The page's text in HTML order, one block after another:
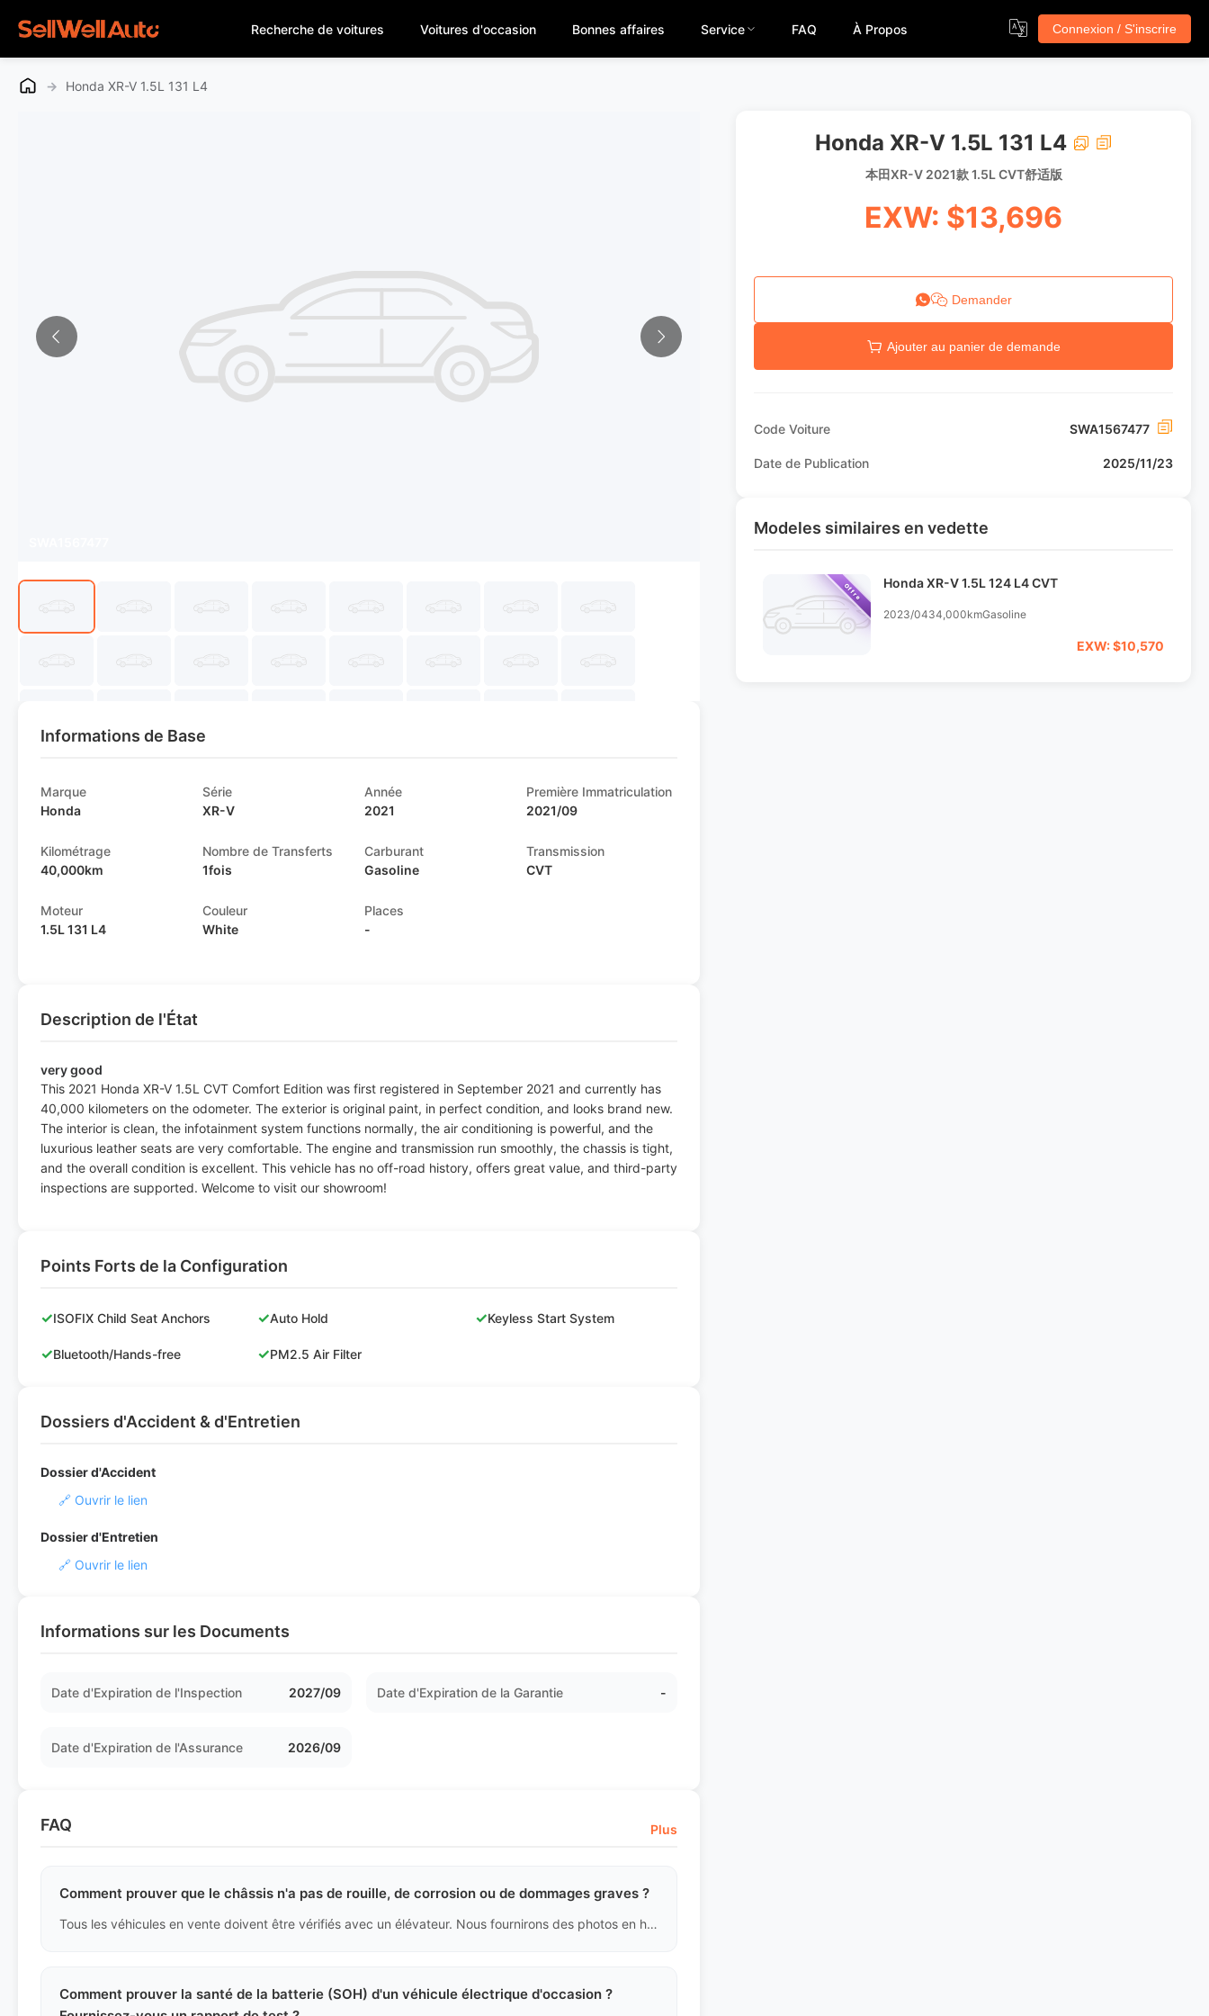
Recherche de voitures Voitures d'occasion Bonnes affaires Service FAQ À Propos Connexion / S'inscrire
→ Honda XR-V 1.5L 131 L4
Informations de Base
Marque
Honda
Série
XR-V
Année
2021
Première Immatriculation
2021/09
Kilométrage
40,000km
Nombre de Transferts
1fois
Carburant
Gasoline
Transmission
CVT
Moteur
1.5L 131 L4
Couleur
White
Places
-
Description de l'État
very good
This 2021 Honda XR-V 1.5L CVT Comfort Edition was first registered in September 2021 and currently has
40,000 kilometers on the odometer. The exterior is original paint, in perfect condition, and looks brand new.
The interior is clean, the infotainment system functions normally, the air conditioning is powerful, and the
luxurious leather seats are very comfortable. The engine and transmission run smoothly, the chassis is tight,
and the overall condition is excellent. This vehicle has no off-road history, offers great value, and third-party
inspections are supported. Welcome to visit our showroom!
Points Forts de la Configuration
✓ISOFIX Child Seat Anchors ✓Auto Hold ✓Keyless Start System
✓Bluetooth/Hands-free ✓PM2.5 Air Filter
Dossiers d'Accident & d'Entretien
Dossier d'Accident
🔗 Ouvrir le lien
Dossier d'Entretien
🔗 Ouvrir le lien
Informations sur les Documents
Date d'Expiration de l'Inspection 2027/09 Date d'Expiration de la Garantie -
Date d'Expiration de l'Assurance 2026/09
FAQ Plus
Comment prouver que le châssis n'a pas de rouille, de corrosion ou de dommages graves ?
Tous les véhicules en vente doivent être vérifiés avec un élévateur. Nous fournirons des photos en haute définition sous le châssis, des composants de suspension et de la section intermédiaire de l'échappement. Nous montrerons fidèlement les légères rouilles superficielles (phénomène courant sur les pièces en fonte) ; si des déformations des longerons ou une corrosion pénétrante étendue sont détectées, le véhicule sera directement mis au rebut et ne sera pas exporté.
Comment prouver la santé de la batterie (SOH) d'un véhicule électrique d'occasion ?
Honda XR-V 1.5L 131 L4
本田XR-V 2021款 1.5L CVT舒适版
EXW: $13,696
Demander
Ajouter au panier de demande
Code Voiture SWA1567477
Date de Publication 2025/11/23
Modeles similaires en vedette
Offre Honda XR-V 1.5L 124 L4 CVT
2023/0434,000kmGasoline
EXW: $10,570